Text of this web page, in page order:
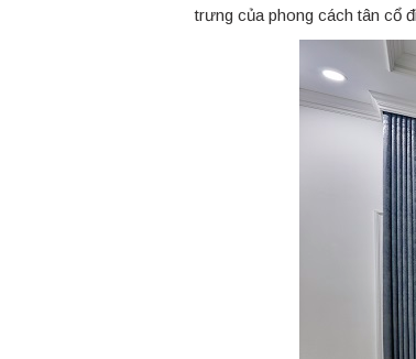
trưng của phong cách tân cổ